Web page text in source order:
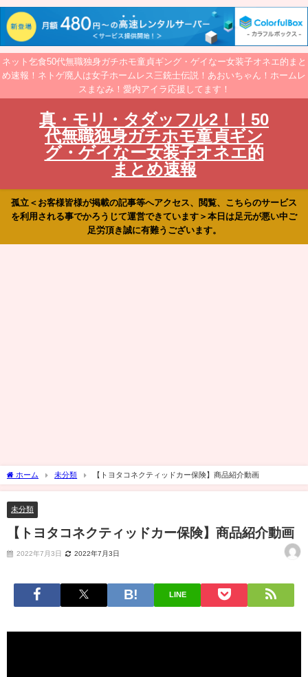
ネット乞食50代無職独身ガチホモ童貞ギング・ゲイなー女装子オネエ的まと
め速報！ネトゲ廃人は女子ホームレス三銃士伝説！あおいちゃん！ホームレ
スまなみ！愛内アイラ応援してます！
真・モリ・タダッフル2！！50
代無職独身ガチホモ童貞ギン
グ・ゲイなー女装子オネエ的
まとめ速報
孤立＜お客様皆様が掲載の記事等へアクセス、閲覧、こちらのサービス
を利用される事でかろうじて運営できています＞本日は足元が悪い中ご
足労頂き誠に有難うございます。
ホーム 未分類 【トヨタコネクティッドカー保険】商品紹介動画
未分類
【トヨタコネクティッドカー保険】商品紹介動画
2022年7月3日 2022年7月3日
LINE